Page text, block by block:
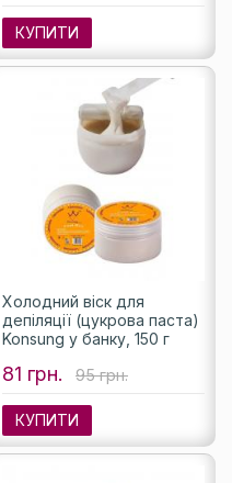
КУПИТИ
Холодний віск для
депіляції (цукрова паста)
Konsung у банку, 150 г
81 грн. 95 грн.
КУПИТИ